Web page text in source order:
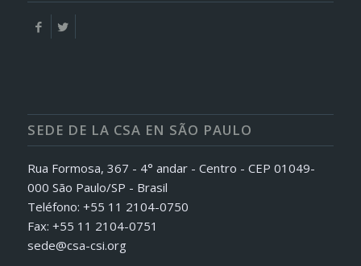
SEDE DE LA CSA EN SÃO PAULO
Rua Formosa, 367 - 4° andar - Centro - CEP 01049-
000 São Paulo/SP - Brasil
Teléfono: +55 11 2104-0750
Fax: +55 11 2104-0751
sede@csa-csi.org